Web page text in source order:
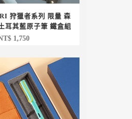
狩獵者系列 限量 森
耳其藍原子筆 鐵盒組
1,750